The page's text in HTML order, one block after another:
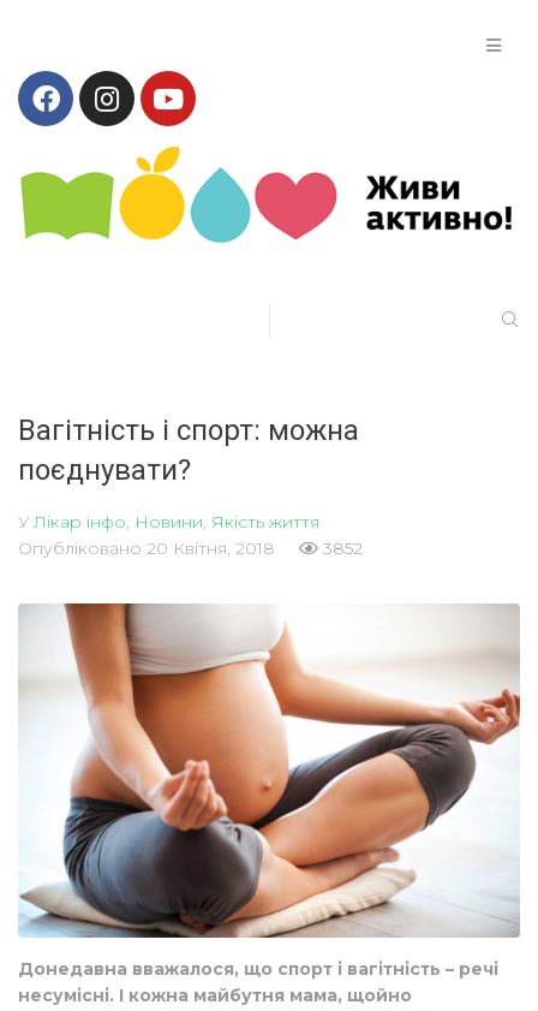
Вагітність і спорт: можна
поєднувати?
У Лікар інфо Новини Якість життя
Опубліковано 20 Квітня, 2018 3852
Донедавна вважалося, що спорт і вагітність – речі
несумісні. І кожна майбутня мама, щойно